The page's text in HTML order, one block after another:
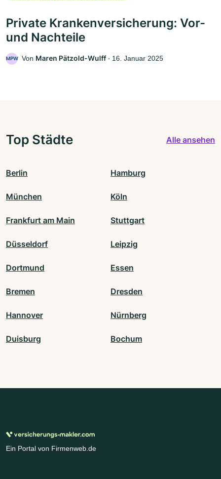
Private Krankenversicherung: Vor-
und Nachteile
MPW Von Maren Pätzold-Wulff ‧ 16. Januar 2025
Top Städte Alle ansehen
Berlin Hamburg
München Köln
Frankfurt am Main Stuttgart
Düsseldorf Leipzig
Dortmund Essen
Bremen Dresden
Hannover Nürnberg
Duisburg Bochum
Ein Portal von Firmenweb.de